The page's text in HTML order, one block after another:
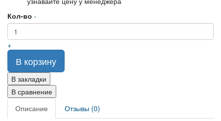
Кол-во -
+
В корзину
В закладки
В сравнение
Описание
Отзывы (0)